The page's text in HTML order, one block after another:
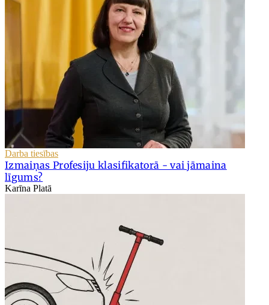
Darba tiesības
Izmaiņas Profesiju klasifikatorā - vai jāmaina
līgums?
Karīna Platā